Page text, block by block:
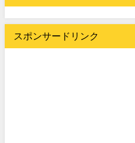
スポンサードリンク